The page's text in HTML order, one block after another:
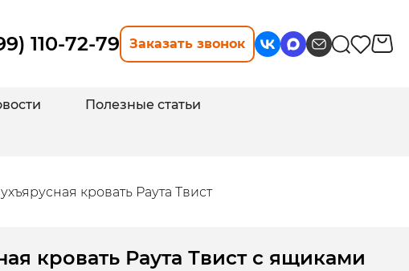
110-72-79 Заказать звонок
Полезные статьи
кровать Раута Твист
кровать Раута Твист с ящиками